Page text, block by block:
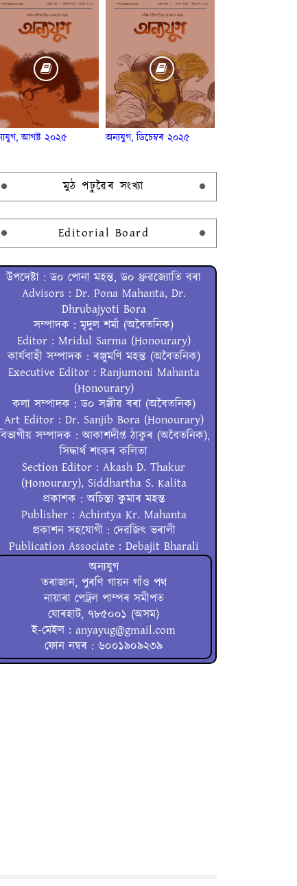
আগষ্ট ২০২৫ অন্যযুগ, ডিচেম্বৰ ২০২৫
মুঠ পঢ়ুৱৈৰ সংখ্যা
Editorial Board
উপদেষ্টা : ড০ পোনা মহন্ত, ড০ ধ্ৰুৱজ্যোতি বৰা
Advisors : Dr. Pona Mahanta, Dr.
Dhrubajyoti Bora
সম্পাদক : মৃদুল শৰ্মা (অবৈতনিক)
Editor : Mridul Sarma (Honourary)
কাৰ্যবাহী সম্পাদক : ৰঞ্জুমণি মহন্ত (অবৈতনিক)
Executive Editor : Ranjumoni Mahanta
(Honourary)
কলা সম্পাদক : ড০ সঞ্জীৱ বৰা (অবৈতনিক)
Art Editor : Dr. Sanjib Bora (Honourary)
সম্পাদক : আকাশদীপ্ত ঠাকুৰ (অবৈতনিক),
সিদ্ধাৰ্থ শংকৰ কলিতা
Section Editor : Akash D. Thakur
(Honourary), Siddhartha S. Kalita
প্ৰকাশক : অচিন্ত্য কুমাৰ মহন্ত
Publisher : Achintya Kr. Mahanta
প্ৰকাশন সহযোগী : দেৱজিৎ ভৰালী
Publication Associate : Debajit Bharali
অন্যযুগ
তৰাজান, পুৰণি গায়ন গাঁও পথ
নায়াৰা পেট্ৰল পাম্পৰ সমীপত
যোৰহাট, ৭৮৫০০১ (অসম)
ই-মেইল : anyayug@gmail.com
ফোন নম্বৰ : ৬০০১৯০৯২৩৯